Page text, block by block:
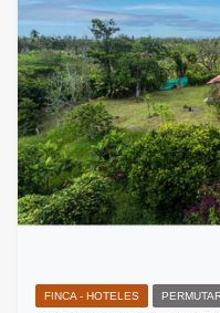
FINCA - HOTELES